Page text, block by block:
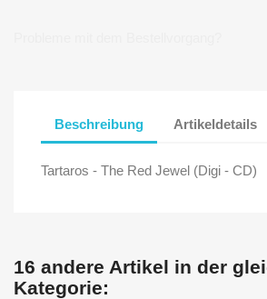
Beschreibung Artikeldetails
Tartaros - The Red Jewel (Digi - CD)
16 andere Artikel in der
Kategorie: